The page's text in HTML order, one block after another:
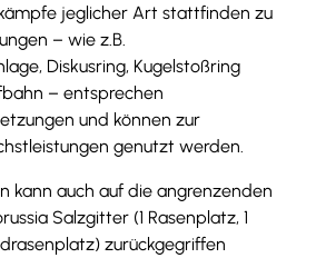
jeglicher Art stattfinden zu
– wie z.B.
Diskusring, Kugelstoßring
– entsprechen
und können zur
genutzt werden.
kann auch auf die angrenzenden
Salzgitter (1 Rasenplatz, 1
zurückgegriffen